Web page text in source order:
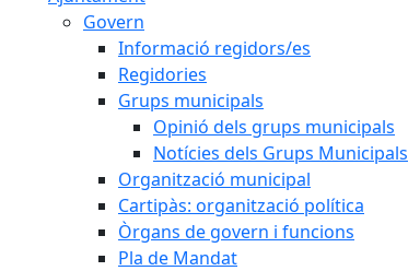
Govern
Informació regidors/es
Regidories
Grups municipals
Opinió dels grups municipals
Notícies dels Grups Municipals
Organització municipal
Cartipàs: organització política
Òrgans de govern i funcions
Pla de Mandat